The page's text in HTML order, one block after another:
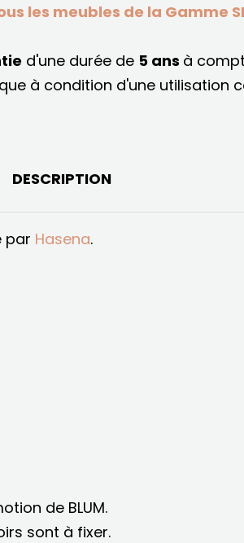
les meubles de la Gamme
d'une durée de 5 ans à
à condition d'une utilisation
DESCRIPTION
par Hasena.
de BLUM.
sont à fixer.